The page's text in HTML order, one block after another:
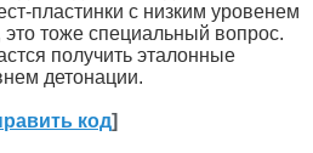
пластинки с низким уровенем
тоже специальный вопрос.
получить эталонные
детонации.
код]